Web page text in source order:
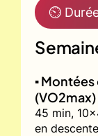
⏲
▪️
(VO2max)
45 min,
en